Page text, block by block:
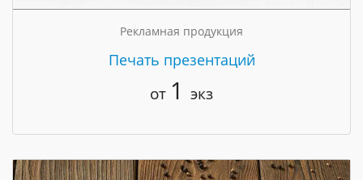
Рекламная продукция
Печать презентаций
от 1 экз